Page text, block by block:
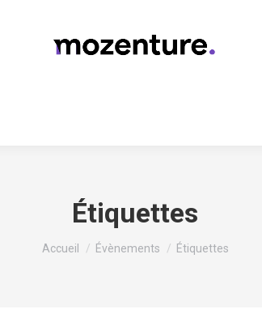
Étiquettes
Vous êtes ici :
Accueil Évènements Étiquettes